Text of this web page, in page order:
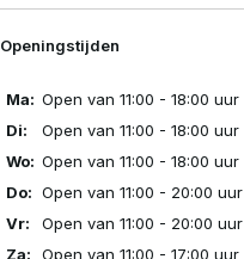
Openingstijden
Ma: Open van 11:00 - 18:00 uur
Di:
Open van 11:00 - 18:00 uur
Wo: Open van 11:00 - 18:00 uur
Do: Open van 11:00 - 20:00 uur
Vr:
Open van 11:00 - 20:00 uur
Za:
Open van 11:00 - 17:00 uur